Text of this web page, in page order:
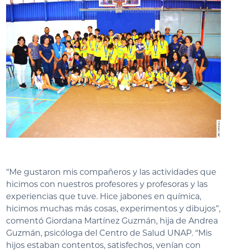
“Me gustaron mis compañeros y las actividades que
hicimos con nuestros profesores y profesoras y las
experiencias que tuve. Hice jabones en química,
hicimos muchas más cosas, experimentos y dibujos”,
comentó Giordana Martínez Guzmán, hija de Andrea
Guzmán, psicóloga del Centro de Salud UNAP. “Mis
hijos estaban contentos, satisfechos, venían con